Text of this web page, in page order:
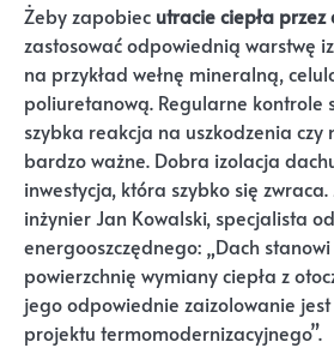
Żeby zapobiec utracie ciepła przez
zastosować odpowiednią warstwę
na przykład wełnę mineralną,
poliuretanową. Regularne kontrole
szybka reakcja na uszkodzenia czy
bardzo ważne. Dobra izolacja
inwestycja, która szybko się
inżynier Jan Kowalski, specjalista
energooszczędnego: „Dach
powierzchnię wymiany ciepła z
jego odpowiednie zaizolowanie
projektu termomodernizacyjnego”.